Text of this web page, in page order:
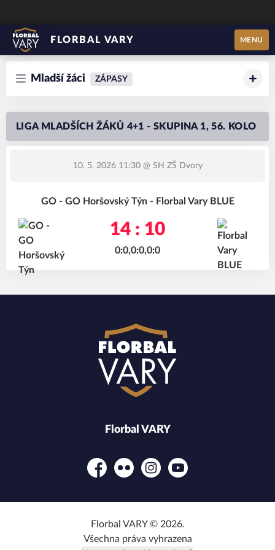
FLORBAL VARY MENU
Mladší žáci ZÁPASY
LIGA MLADŠÍCH ŽÁKŮ 4+1 - SKUPINA 1, 56. KOLO
10. 5. 2026 11:30@ SH ZŠ Dvory
GO - GO Horšovský Týn - Florbal Vary BLUE
14 : 10
0:0,0:0,0:0
Florbal VARY
FacebookFlickr InstagramYouTube
Florbal VARY © 2026.
Všechna práva vyhrazena